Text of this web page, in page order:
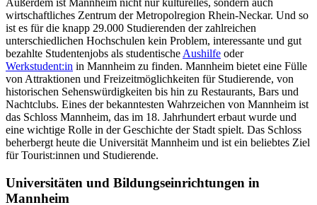
wirtschaftliches Zentrum der Metropolregion Rhein-Neckar. Und so
ist es für die knapp 29.000 Studierenden der zahlreichen
unterschiedlichen Hochschulen kein Problem, interessante und gut
bezahlte Studentenjobs als studentische Aushilfe oder
Werkstudent:in in Mannheim zu finden. Mannheim bietet eine Fülle
von Attraktionen und Freizeitmöglichkeiten für Studierende, von
historischen Sehenswürdigkeiten bis hin zu Restaurants, Bars und
Nachtclubs. Eines der bekanntesten Wahrzeichen von Mannheim ist
das Schloss Mannheim, das im 18. Jahrhundert erbaut wurde und
eine wichtige Rolle in der Geschichte der Stadt spielt. Das Schloss
beherbergt heute die Universität Mannheim und ist ein beliebtes Ziel
für Tourist:innen und Studierende.
Universitäten und Bildungseinrichtungen in
Mannheim